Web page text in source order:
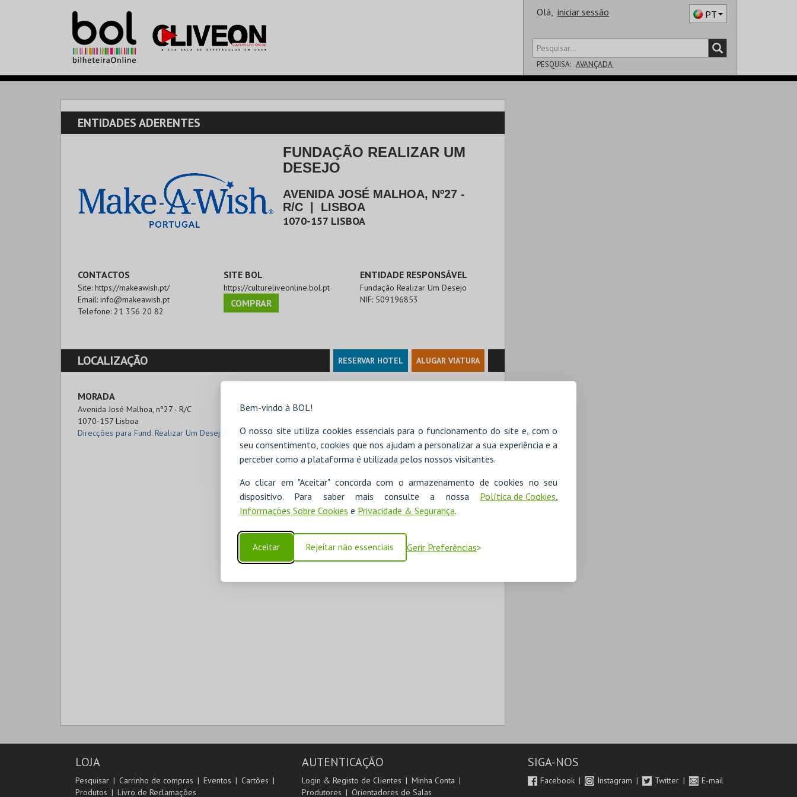
Bem-vindo à BOL!
O nosso site utiliza cookies essenciais para o funcionamento do site e, com o
seu consentimento, cookies que nos ajudam a personalizar a sua experiência e a
perceber como a plataforma é utilizada pelos nossos visitantes.
Ao clicar em "Aceitar" concorda com o armazenamento de cookies no seu
dispositivo. Para saber mais consulte a nossa Política de Cookies,
Informações Sobre Cookies e Privacidade & Segurança.
Aceitar Rejeitar não essenciais Gerir Preferências
Olá, iniciar sessão PT
PESQUISA: AVANÇADA
ENTIDADES ADERENTES
FUNDAÇÃO REALIZAR UM
DESEJO
AVENIDA JOSÉ MALHOA, Nº27 -
R/C
LISBOA
1070-157 LISBOA
CONTACTOS
Site: https://makeawish.pt/
Email: info@makeawish.pt
Telefone: 21 356 20 82
SITE BOL
https://cultureliveonline.bol.pt
COMPRAR
ENTIDADE RESPONSÁVEL
Fundação Realizar Um Desejo
NIF: 509196853
LOCALIZAÇÃO RESERVAR HOTEL ALUGAR VIATURA
MORADA
Avenida José Malhoa, nº27 - R/C
1070-157 Lisboa
Direcções para Fund. Realizar Um Desejo
LOJA
Pesquisar Carrinho de compras Eventos
Cartões
Produtos
Livro de Reclamações
AUTENTICAÇÃO
Login & Registo de Clientes
Minha Conta
Produtores
Orientadores de Salas
SIGA-NOS
Facebook Instagram Twitter E-mail